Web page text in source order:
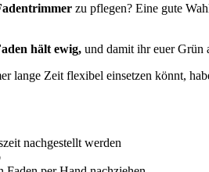
zu pflegen? Eine gute
hält ewig, und damit ihr euer Grün
lange Zeit flexibel einsetzen könnt,
nachgestellt werden